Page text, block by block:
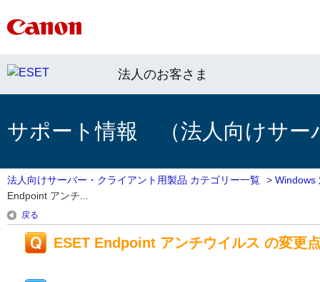
法人のお客さま
サポート情報 （法人向けサー
法人向けサーバー・クライアント用製品 カテゴリー一覧 > Windows
Endpoint アンチ...
戻る
ESET Endpoint アンチウイルス の変更